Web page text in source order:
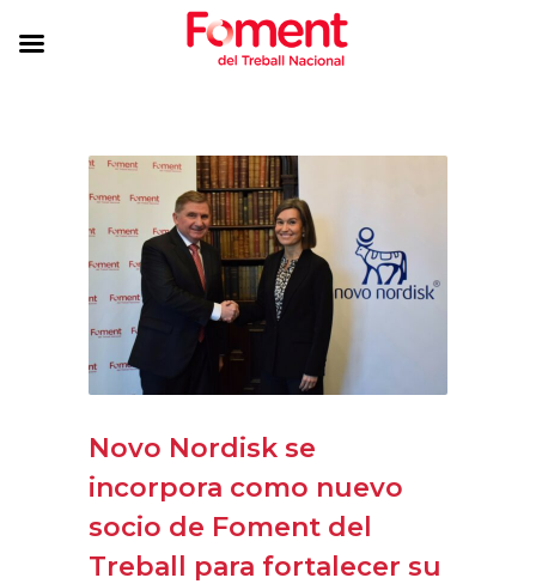
Novo Nordisk se
incorpora como nuevo
socio de Foment del
Treball para fortalecer su